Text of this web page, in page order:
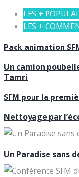
LES +
LES +
Pack animation
Un camion
Tamri
SFM pour la
Nettoyage par
Un Paradise sans